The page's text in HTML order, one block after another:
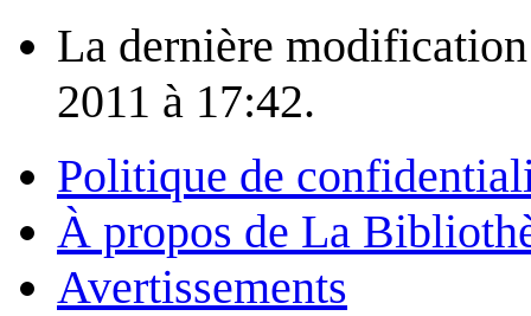
La dernière
2011 à 17:42.
Politique de
À propos de La
Avertissements